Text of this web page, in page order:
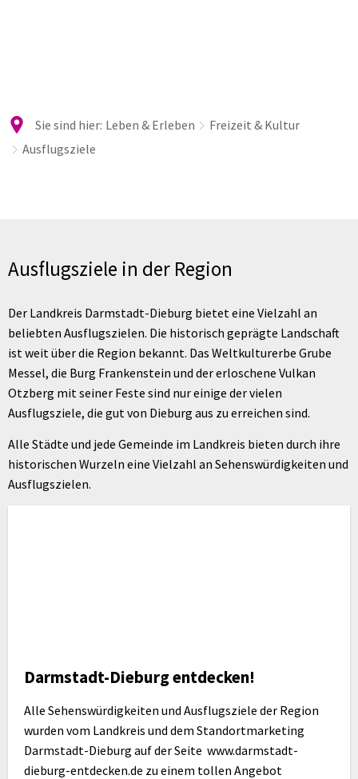
Sie sind hier: Leben & Erleben
Freizeit & Kultur
Ausflugsziele
Ausflugsziele in der Region
Der Landkreis Darmstadt-Dieburg bietet eine Vielzahl an
beliebten Ausflugszielen. Die historisch geprägte Landschaft
ist weit über die Region bekannt. Das Weltkulturerbe Grube
Messel, die Burg Frankenstein und der erloschene Vulkan
Otzberg mit seiner Feste sind nur einige der vielen
Ausflugsziele, die gut von Dieburg aus zu erreichen sind.
Alle Städte und jede Gemeinde im Landkreis bieten durch ihre
historischen Wurzeln eine Vielzahl an Sehenswürdigkeiten und
Ausflugszielen.
Darmstadt-Dieburg entdecken!
Alle Sehenswürdigkeiten und Ausflugsziele der Region
wurden vom Landkreis und dem Standortmarketing
Darmstadt-Dieburg auf der Seite www.darmstadt-
dieburg-entdecken.de zu einem tollen Angebot